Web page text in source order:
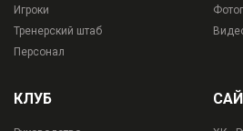
Игроки
Тренерский штаб
Персонал
КЛУБ